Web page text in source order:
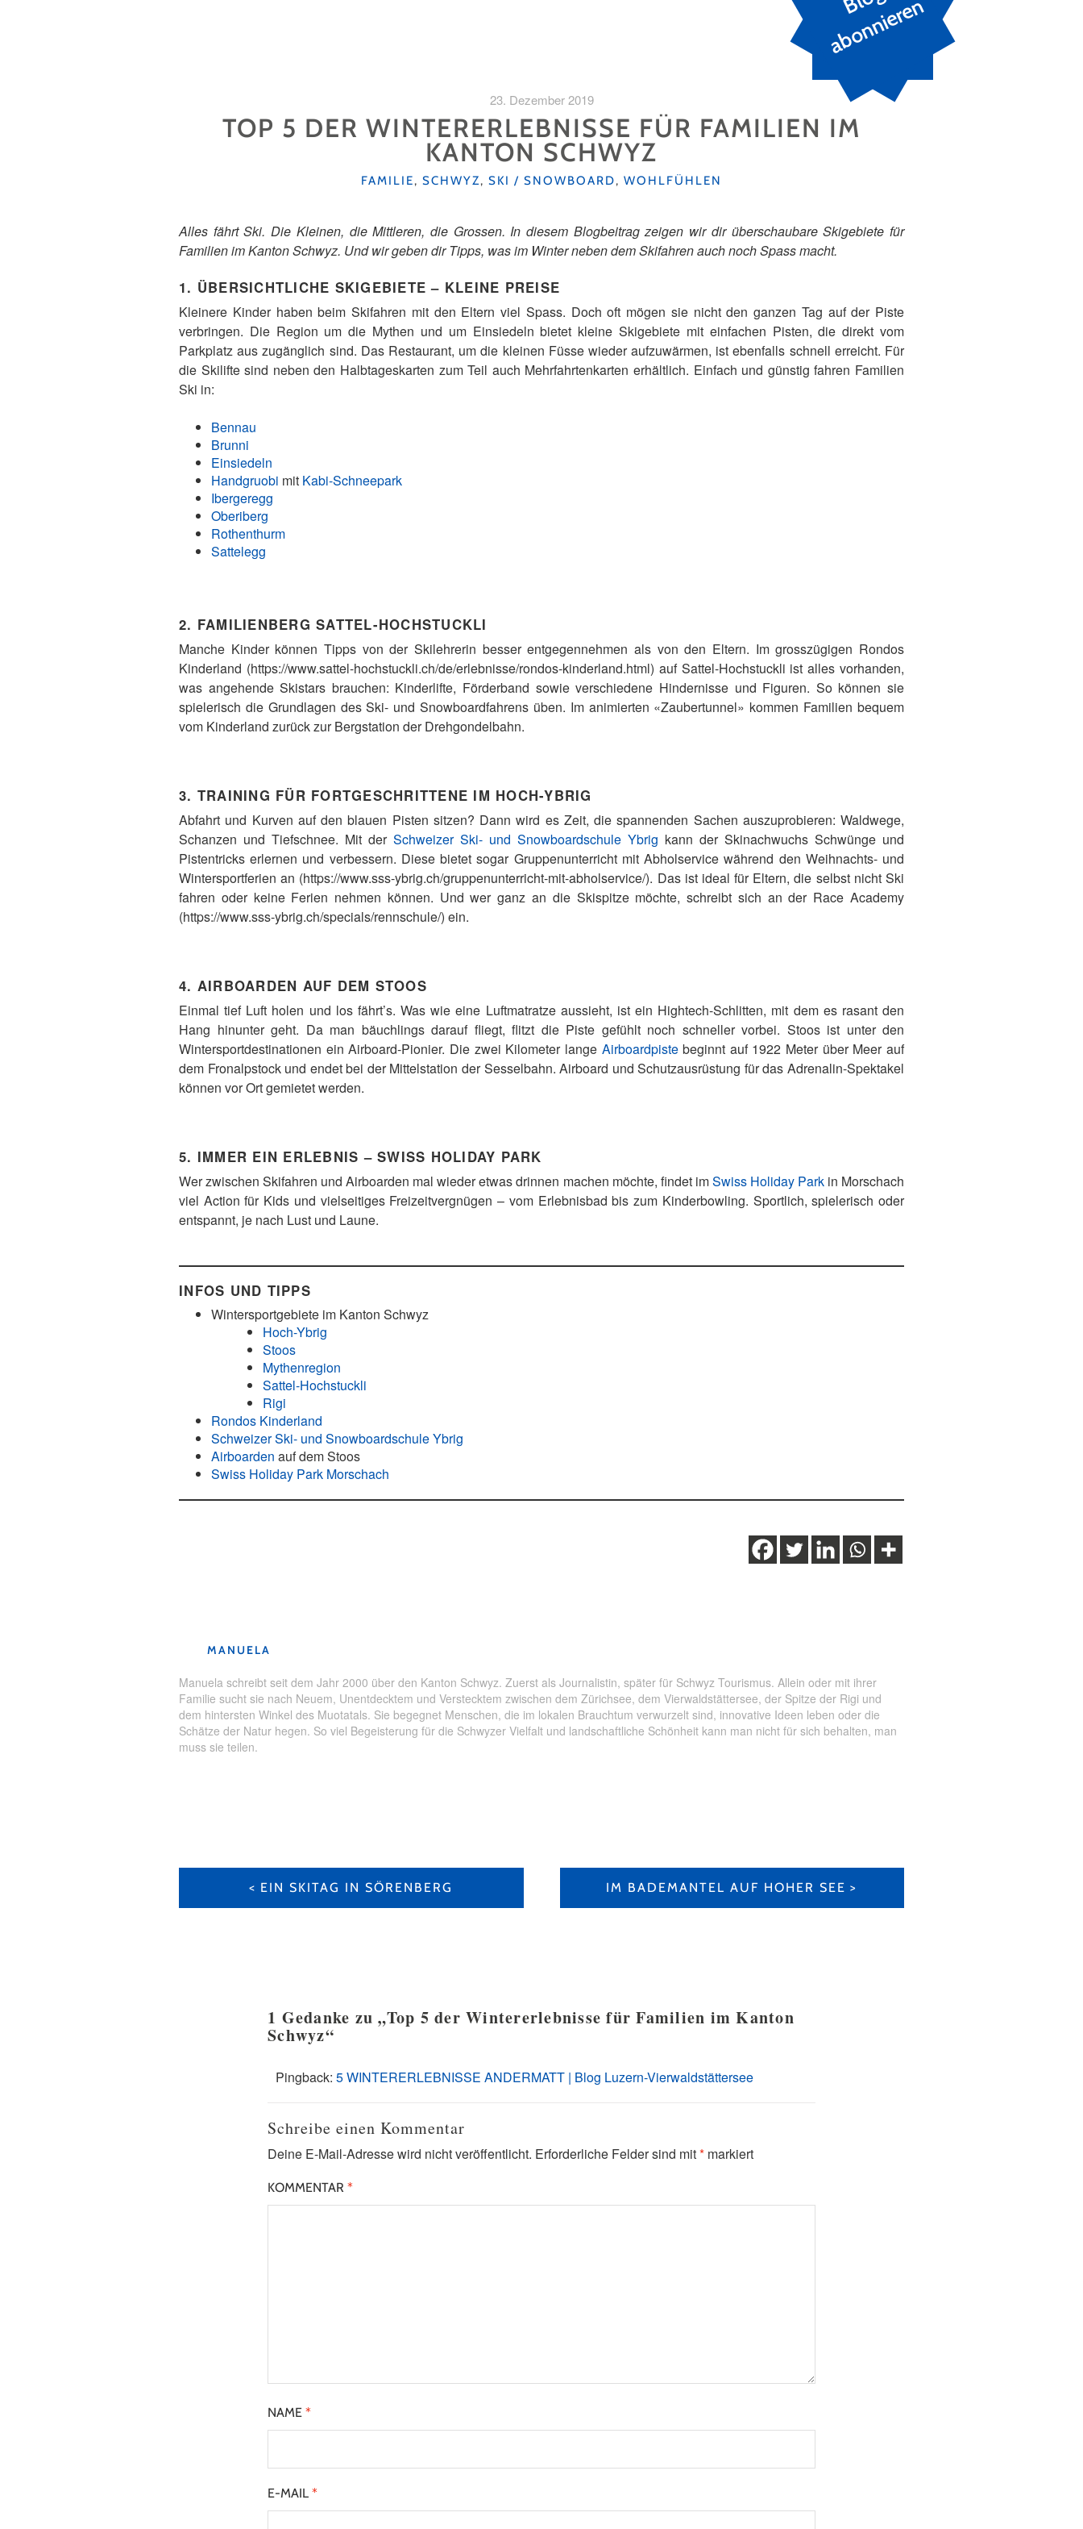
n
23. Dezember 2019
TOP 5 DER WINTERERLEBNISSE FÜR FAMILIEN IM
KANTON SCHWYZ
KATEGORIEN
FAMILIE, SCHWYZ, SKI / SNOWBOARD, WOHLFÜHLEN
Alles fährt Ski. Die Kleinen, die Mittleren, die Grossen. In diesem Blogbeitrag zeigen wir dir überschaubare Skigebiete für
Familien im Kanton Schwyz. Und wir geben dir Tipps, was im Winter neben dem Skifahren auch noch Spass macht.
1. ÜBERSICHTLICHE SKIGEBIETE – KLEINE PREISE
Kleinere Kinder haben beim Skifahren mit den Eltern viel Spass. Doch oft mögen sie nicht den ganzen Tag auf der Piste
verbringen. Die Region um die Mythen und um Einsiedeln bietet kleine Skigebiete mit einfachen Pisten, die direkt vom
Parkplatz aus zugänglich sind. Das Restaurant, um die kleinen Füsse wieder aufzuwärmen, ist ebenfalls schnell erreicht. Für
die Skilifte sind neben den Halbtageskarten zum Teil auch Mehrfahrtenkarten erhältlich. Einfach und günstig fahren Familien
Ski in:
Bennau
Brunni
Einsiedeln
Handgruobi mit Kabi-Schneepark
Ibergeregg
Oberiberg
Rothenthurm
Sattelegg
2. FAMILIENBERG SATTEL-HOCHSTUCKLI
Manche Kinder können Tipps von der Skilehrerin besser entgegennehmen als von den Eltern. Im grosszügigen Rondos
Kinderland (https://www.sattel-hochstuckli.ch/de/erlebnisse/rondos-kinderland.html) auf Sattel-Hochstuckli ist alles vorhanden,
was angehende Skistars brauchen: Kinderlifte, Förderband sowie verschiedene Hindernisse und Figuren. So können sie
spielerisch die Grundlagen des Ski- und Snowboardfahrens üben. Im animierten «Zaubertunnel» kommen Familien bequem
vom Kinderland zurück zur Bergstation der Drehgondelbahn.
3. TRAINING FÜR FORTGESCHRITTENE IM HOCH-YBRIG
Abfahrt und Kurven auf den blauen Pisten sitzen? Dann wird es Zeit, die spannenden Sachen auszuprobieren: Waldwege,
Schanzen und Tiefschnee. Mit der Schweizer Ski- und Snowboardschule Ybrig kann der Skinachwuchs Schwünge und
Pistentricks erlernen und verbessern. Diese bietet sogar Gruppenunterricht mit Abholservice während den Weihnachts- und
Wintersportferien an (https://www.sss-ybrig.ch/gruppenunterricht-mit-abholservice/). Das ist ideal für Eltern, die selbst nicht Ski
fahren oder keine Ferien nehmen können. Und wer ganz an die Skispitze möchte, schreibt sich an der Race Academy
(https://www.sss-ybrig.ch/specials/rennschule/) ein.
4. AIRBOARDEN AUF DEM STOOS
Einmal tief Luft holen und los fährt’s. Was wie eine Luftmatratze aussieht, ist ein Hightech-Schlitten, mit dem es rasant den
Hang hinunter geht. Da man bäuchlings darauf fliegt, flitzt die Piste gefühlt noch schneller vorbei. Stoos ist unter den
Wintersportdestinationen ein Airboard-Pionier. Die zwei Kilometer lange Airboardpistebeginnt auf 1922 Meter über Meer auf
dem Fronalpstock und endet bei der Mittelstation der Sesselbahn. Airboard und Schutzausrüstung für das Adrenalin-Spektakel
können vor Ort gemietet werden.
5. IMMER EIN ERLEBNIS – SWISS HOLIDAY PARK
Wer zwischen Skifahren und Airboarden mal wieder etwas drinnen machen möchte, findet imSwiss Holiday Parkin Morschach
viel Action für Kids und vielseitiges Freizeitvergnügen – vom Erlebnisbad bis zum Kinderbowling. Sportlich, spielerisch oder
entspannt, je nach Lust und Laune.
INFOS UND TIPPS
Wintersportgebiete im Kanton Schwyz
Hoch-Ybrig
Stoos
Mythenregion
Sattel-Hochstuckli
Rigi
Rondos Kinderland
Schweizer Ski- und Snowboardschule Ybrig
Airboarden auf dem Stoos
Swiss Holiday Park Morschach
MANUELA
Manuela schreibt seit dem Jahr 2000 über den Kanton Schwyz. Zuerst als Journalistin, später für Schwyz Tourismus. Allein oder mit ihrer
Familie sucht sie nach Neuem, Unentdecktem und Verstecktem zwischen dem Zürichsee, dem Vierwaldstättersee, der Spitze der Rigi und
dem hintersten Winkel des Muotatals. Sie begegnet Menschen, die im lokalen Brauchtum verwurzelt sind, innovative Ideen leben oder die
Schätze der Natur hegen. So viel Begeisterung für die Schwyzer Vielfalt und landschaftliche Schönheit kann man nicht für sich behalten, man
muss sie teilen.
BEITRAGS-
NAVIGATIONEIN SKITAG IN SÖRENBERG IM BADEMANTEL AUF HOHER SEE
1 Gedanke zu „Top 5 der Wintererlebnisse für Familien im Kanton
Schwyz“
Pingback: 5 WINTERERLEBNISSE ANDERMATT | Blog Luzern-Vierwaldstättersee
Schreibe einen Kommentar
Deine E-Mail-Adresse wird nicht veröffentlicht. Erforderliche Felder sind mit* markiert
KOMMENTAR *
NAME *
E-MAIL *